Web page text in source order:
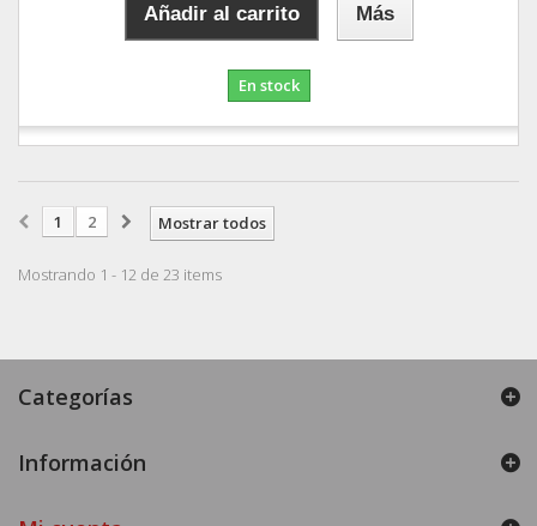
Añadir al carrito Más
En stock
Mostrar todos
1 2
Mostrando 1 - 12 de 23 items
Categorías
Información